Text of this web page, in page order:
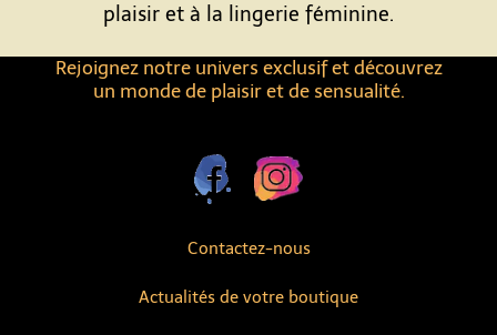
Contactez-nous
Actualités de votre boutique
Rejoignez notre univers exclusif et découvrez
un monde de plaisir et de sensualité.
plaisir et à la lingerie féminine.